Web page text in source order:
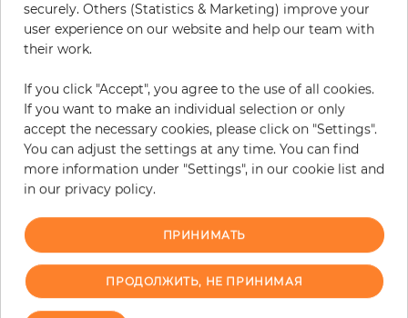
Цвет узора: Коричневый
56,90 € за рулон
19% НДС включительно + Доставка
Цена за м² - 10,02 €
Do you need glue?
− +
В КОРЗИНУ
securely. Others (Statistics & Marketing) improve your
user experience on our website and help our team with
their work.
If you click "Accept", you agree to the use of all cookies.
If you want to make an individual selection or only
accept the necessary cookies, please click on "Settings".
You can adjust the settings at any time. You can find
more information under "Settings", in our cookie list and
in our privacy policy.
ПРИНИМАТЬ
ПРОДОЛЖИТЬ, НЕ ПРИНИМАЯ